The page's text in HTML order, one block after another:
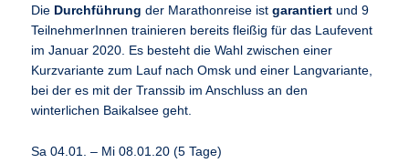
Die Durchführung der Marathonreise istgarantiert und 9
TeilnehmerInnen trainieren bereits fleißig für das Laufevent
im Januar 2020. Es besteht die Wahl zwischen einer
Kurzvariante zum Lauf nach Omsk und einer Langvariante,
bei der es mit der Transsib im Anschluss an den
winterlichen Baikalsee geht.
Sa 04.01. – Mi 08.01.20 (5 Tage)